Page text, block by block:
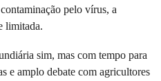
pelo vírus, a
limitada.
sim, mas com tempo para
e amplo debate com agricultores